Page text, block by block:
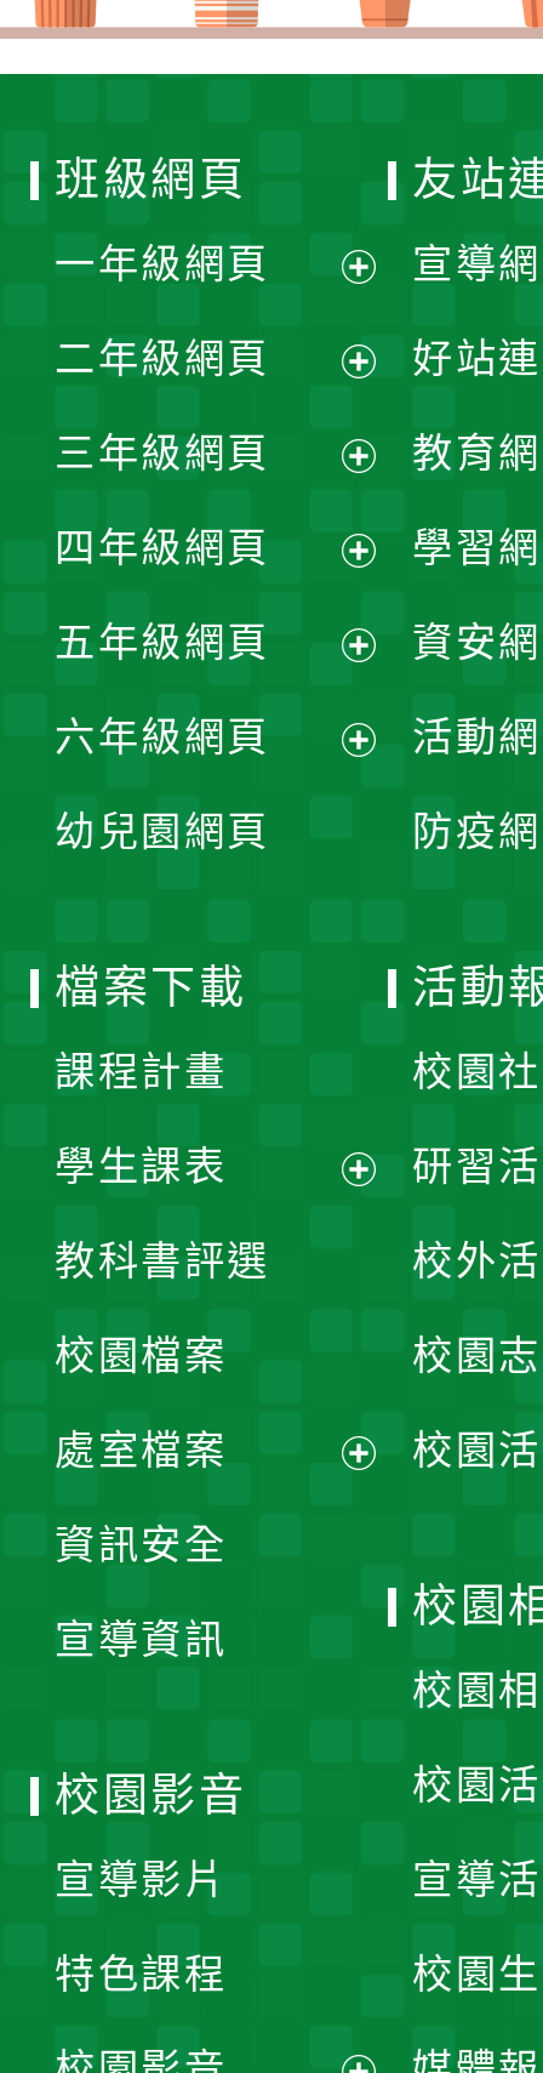
班級網頁
一年級網頁
開
選
單
二年級網頁
開
選
單
三年級網頁
開
選
單
四年級網頁
開
選
五年級網頁
開
六年級網頁
幼兒園網頁
友站
宣導
好站
教育
學習
資安
活動
防疫
檔案下載
課程計畫
學生課表
單
教科書評選
校園檔案
處室檔案
資訊安全
宣導資訊
活動
校園
研習
校外
校園
校園
校園
校園
校園
宣導
校園
校園影音
宣導影片
特色課程